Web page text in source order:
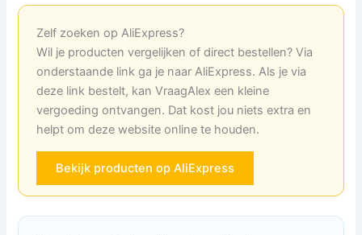
Zelf zoeken op AliExpress?
Wil je producten vergelijken of direct bestellen? Via
onderstaande link ga je naar AliExpress. Als je via
deze link bestelt, kan VraagAlex een kleine
vergoeding ontvangen. Dat kost jou niets extra en
helpt om deze website online te houden.
Bekijk producten op AliExpress